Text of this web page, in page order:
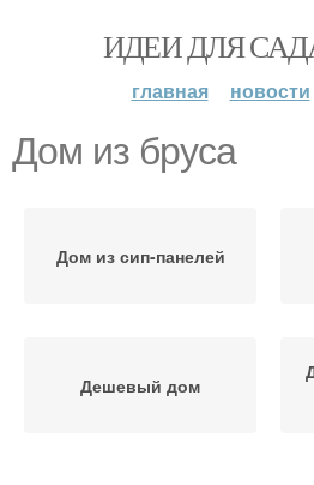
ИДЕИ ДЛЯ
главная новости
Дом из бруса
Дом из сип-панелей
Дешевый дом